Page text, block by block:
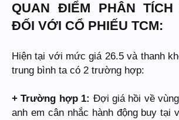
QUAN ĐIỂM PHÂN
ĐỐI VỚI CỔ PHIẾU TCM:
Hiện tại với mức giá 26.5 và thanh
trung bình ta có 2 trường hợp:
+ Trường hợp 1: Đợi giá hồi về
anh em cân nhắc hành động buy tại